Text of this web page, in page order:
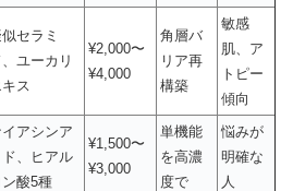
セラミ
、ユーカリ
ス
¥2,000〜
¥4,000
角層バ
リア再
構築
敏感
肌、ア
トピー
傾向
アシンア
ド、ヒアル
ン酸5種
¥1,500〜
¥3,000
単機能
を高濃
度で
悩みが
明確な
人